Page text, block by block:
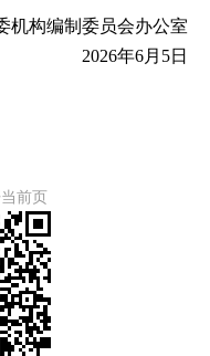
构编制委员会办公室
2026年6月5日
前页